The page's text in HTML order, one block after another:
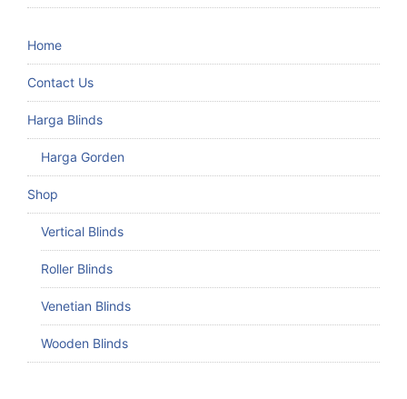
Home
Contact Us
Harga Blinds
Harga Gorden
Shop
Vertical Blinds
Roller Blinds
Venetian Blinds
Wooden Blinds